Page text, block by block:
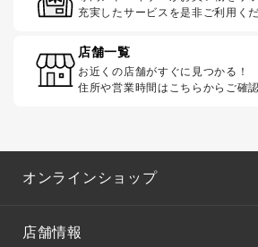
充実したサービスを是非ご利用くだ
店舗一覧
お近くの店舗がすぐに見つかる！
住所や営業時間はこちらからご確
オンラインショップ
店舗情報